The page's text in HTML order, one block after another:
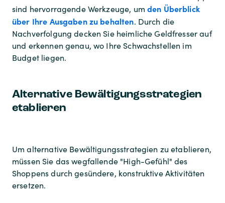
sind hervorragende Werkzeuge, um den Überblick
über Ihre Ausgaben zu behalten. Durch die
Nachverfolgung decken Sie heimliche Geldfresser auf
und erkennen genau, wo Ihre Schwachstellen im
Budget liegen.
Alternative Bewältigungsstrategien
etablieren
Um alternative Bewältigungsstrategien zu etablieren,
müssen Sie das wegfallende "High-Gefühl" des
Shoppens durch gesündere, konstruktive Aktivitäten
ersetzen.